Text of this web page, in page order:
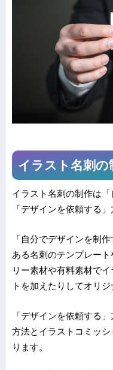
イラスト名刺の
イラスト名刺の制作は
「デザインを依頼する」
「自分でデザインを制
ある名刺のテンプレー
リー素材や有料素材で
トを加えたりしてオリ
「デザインを依頼する
方法とイラストコミッシ
ります。